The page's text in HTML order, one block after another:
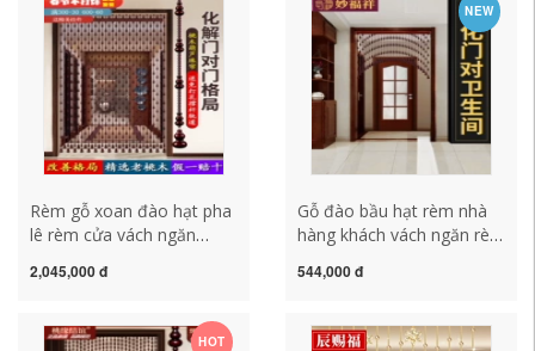
Rèm gỗ xoan đào hạt pha
lê rèm cửa vách ngăn
toilet hiên nhà độ phân
cần đục lỗ mành phòng
2,045,000 đ
NEW
Gỗ đào bầu hạt rèm nhà
hàng khách vách ngăn rèm
phòng tắm lối đi miễn phí
hạt pha lê
544,000 đ
HOT